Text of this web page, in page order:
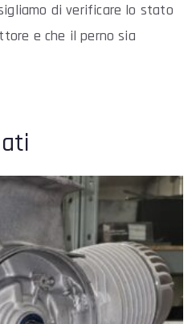
di verificare lo stato
e che il perno sia